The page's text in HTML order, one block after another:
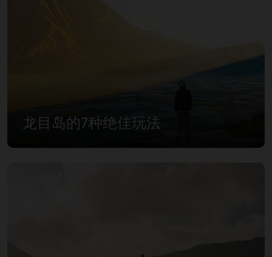
龙目岛的7种绝佳玩法